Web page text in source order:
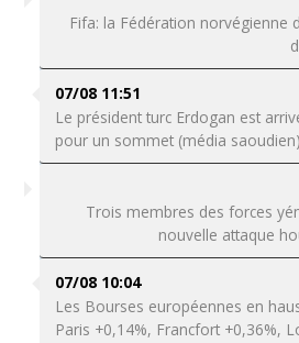
Fifa: la Fédération norvégienne
07/08 11:51
Le président turc Erdogan est
pour un sommet (média saoudien)
Trois membres des forces
nouvelle attaque
07/08 10:04
Les Bourses européennes en
Paris +0,14%, Francfort +0,36%,